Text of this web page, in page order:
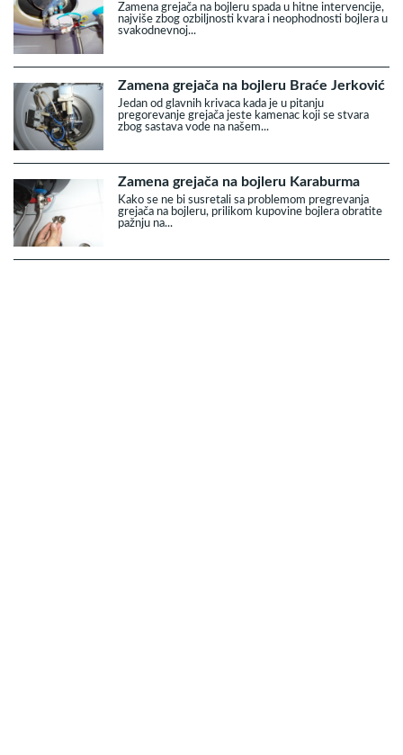
Zamena grejača na bojleru spada u hitne intervencije,
najviše zbog ozbiljnosti kvara i neophodnosti bojlera u
svakodnevnoj...
Zamena grejača na bojleru Braće Jerković
Jedan od glavnih krivaca kada je u pitanju
pregorevanje grejača jeste kamenac koji se stvara
zbog sastava vode na našem...
Zamena grejača na bojleru Karaburma
Kako se ne bi susretali sa problemom pregrevanja
grejača na bojleru, prilikom kupovine bojlera obratite
pažnju na...